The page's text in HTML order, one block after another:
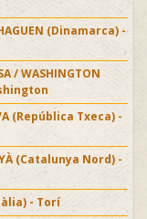
(Dinamarca) -
/ WASHINGTON
(República Txeca) -
(Catalunya Nord) -
- Torí